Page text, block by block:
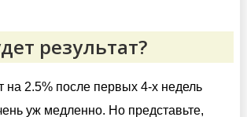
результат?
на 2.5% после первых 4-х недель
уж медленно. Но представьте,